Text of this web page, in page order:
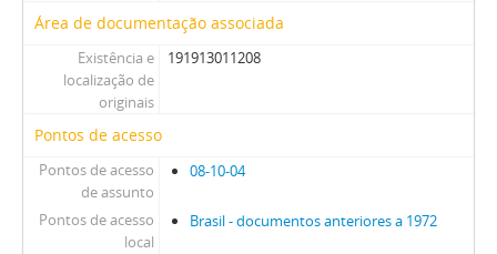
Área de documentação associada
Existência e
localização de
originais
191913011208
Pontos de acesso
Pontos de acesso
de assunto
08-10-04
Pontos de acesso
local
Brasil - documentos anteriores a 1972